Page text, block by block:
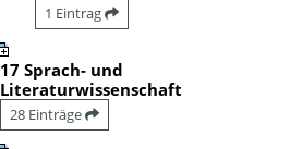
1 Eintrag
17 Sprach- und
Literaturwissenschaft
28 Einträge